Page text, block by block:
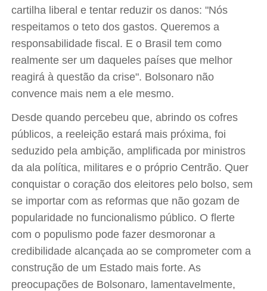
cartilha liberal e tentar reduzir os danos: "Nós
respeitamos o teto dos gastos. Queremos a
responsabilidade fiscal. E o Brasil tem como
realmente ser um daqueles países que melhor
reagirá à questão da crise". Bolsonaro não
convence mais nem a ele mesmo.
Desde quando percebeu que, abrindo os cofres
públicos, a reeleição estará mais próxima, foi
seduzido pela ambição, amplificada por ministros
da ala política, militares e o próprio Centrão. Quer
conquistar o coração dos eleitores pelo bolso, sem
se importar com as reformas que não gozam de
popularidade no funcionalismo público. O flerte
com o populismo pode fazer desmoronar a
credibilidade alcançada ao se comprometer com a
construção de um Estado mais forte. As
preocupações de Bolsonaro, lamentavelmente,